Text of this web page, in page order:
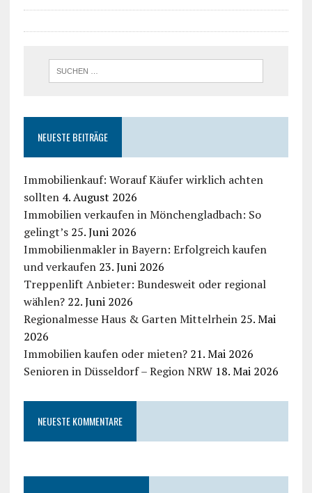
NEUESTE BEITRÄGE
Immobilienkauf: Worauf Käufer wirklich achten
sollten 4. August 2026
Immobilien verkaufen in Mönchengladbach: So
gelingt’s 25. Juni 2026
Immobilienmakler in Bayern: Erfolgreich kaufen
und verkaufen 23. Juni 2026
Treppenlift Anbieter: Bundesweit oder regional
wählen? 22. Juni 2026
Regionalmesse Haus & Garten Mittelrhein 25. Mai
2026
Immobilien kaufen oder mieten? 21. Mai 2026
Senioren in Düsseldorf – Region NRW 18. Mai 2026
NEUESTE KOMMENTARE